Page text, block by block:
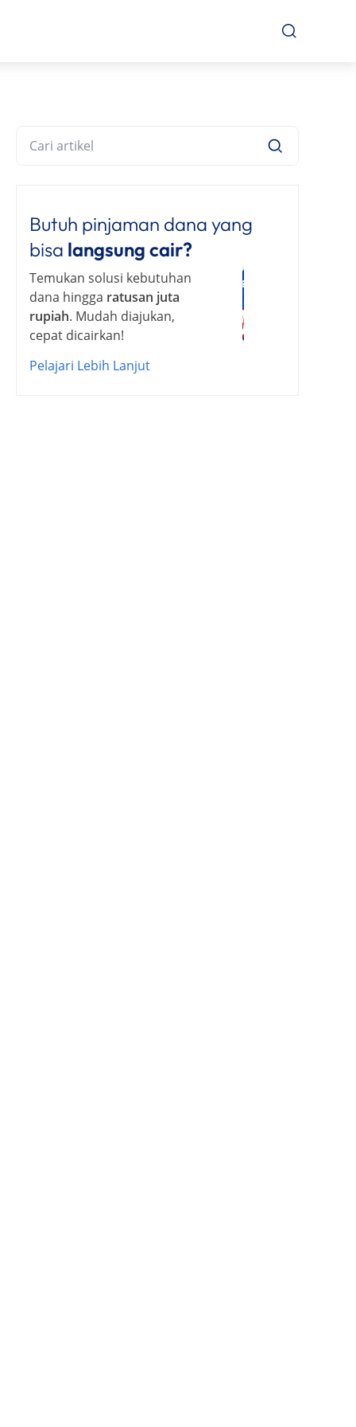
Butuh pinjaman dana yang
bisa langsung cair?
Temukan solusi kebutuhan
dana hingga ratusan juta
rupiah. Mudah diajukan,
cepat dicairkan!
Pelajari Lebih Lanjut